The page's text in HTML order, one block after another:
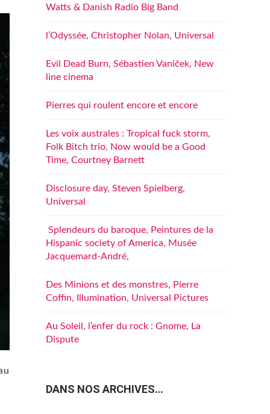
Watts & Danish Radio Big Band
l’Odyssée, Christopher Nolan, Universal
Evil Dead Burn, Sébastien Vaniček, New
line cinema
Pierres qui roulent encore et encore
Les voix australes : Tropical fuck storm,
Folk Bitch trio, Now would be a Good
Time, Courtney Barnett
Disclosure day, Steven Spielberg,
Universal
Splendeurs du baroque, Peintures de la
Hispanic society of America, Musée
Jacquemard-André,
Des Minions et des monstres, Pierre
Coffin, Illumination, Universal Pictures
Au Soleil, l’enfer du rock : Gnome, La
Dispute
DANS NOS ARCHIVES…